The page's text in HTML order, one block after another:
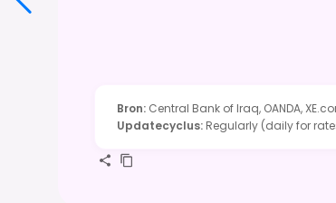
Bron: Central Bank of Iraq, OANDA,
Updatecyclus: Regularly (daily for